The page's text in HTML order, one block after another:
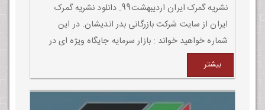
نشریه گمرک ایران اردیبهشت99. دانلود نشریه گمرک
ایران از سایت شرکت بازرگانی بدر اندیشان. در این
شماره خواهید خواند : بازار سرمایه جایگاه ویژه ای در
اقتصاد کشور پیدا کرده است
بیشتر